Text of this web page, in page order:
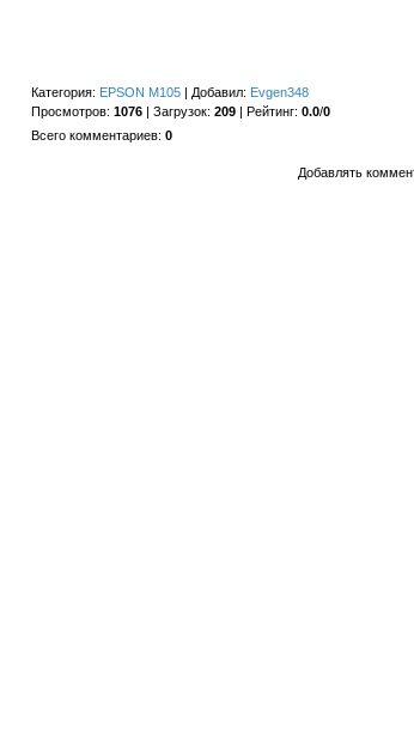
Категория: EPSON M105| Добавил: Evgen348
Просмотров: 1076| Загрузок: 209| Рейтинг: 0.0/0
Всего комментариев: 0
Добавлять